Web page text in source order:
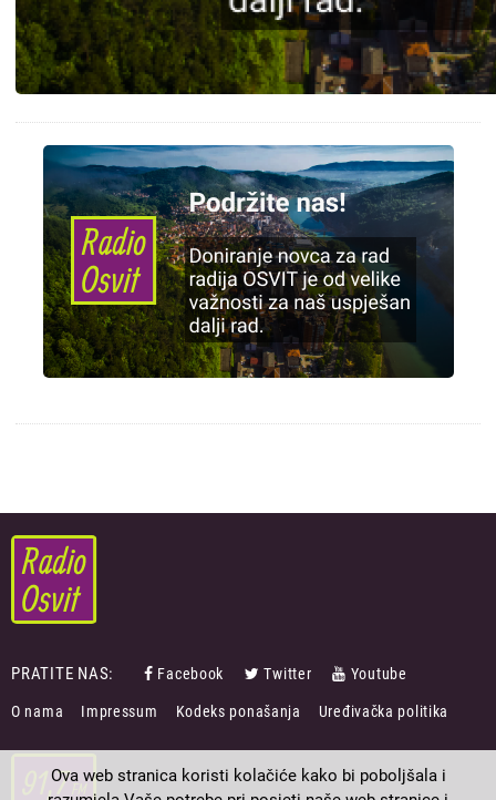
PRATITE NAS: Facebook Twitter Youtube
FOOTER
MENU
O nama Impressum Kodeks ponašanja Uređivačka politika
Ova web stranica koristi kolačiće kako bi poboljšala i